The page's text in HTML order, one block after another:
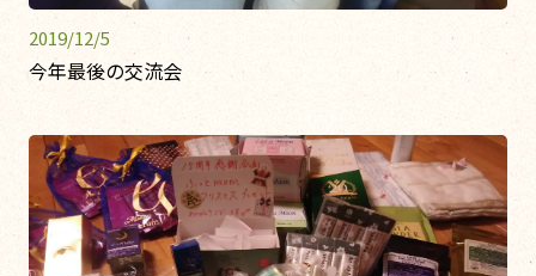
2019/12/5
今年最後の交流会